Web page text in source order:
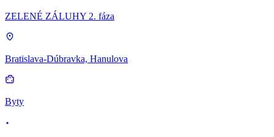
ZELENÉ ZÁLUHY 2. fáza
Bratislava-Dúbravka, Hanulova
Byty